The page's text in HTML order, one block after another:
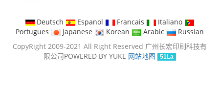
Deutsch Espanol Francais
Italiano
Portugues
Japanese Korean Arabic
Russian
CopyRight 2009-2021 All Right Reserved 广州长宏印刷科技有
限公司POWERED BY YUKE 网站地图 51La